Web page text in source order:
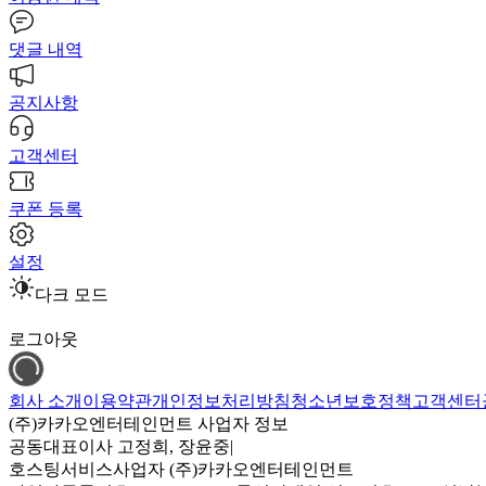
댓글 내역
공지사항
고객센터
쿠폰 등록
설정
다크 모드
로그아웃
회사 소개 이용약관개인정보처리방침청소년보호정책 고객센터
(주)카카오엔터테인먼트 사업자 정보
공동대표이사 고정희, 장윤중|
호스팅서비스사업자 (주)카카오엔터테인먼트